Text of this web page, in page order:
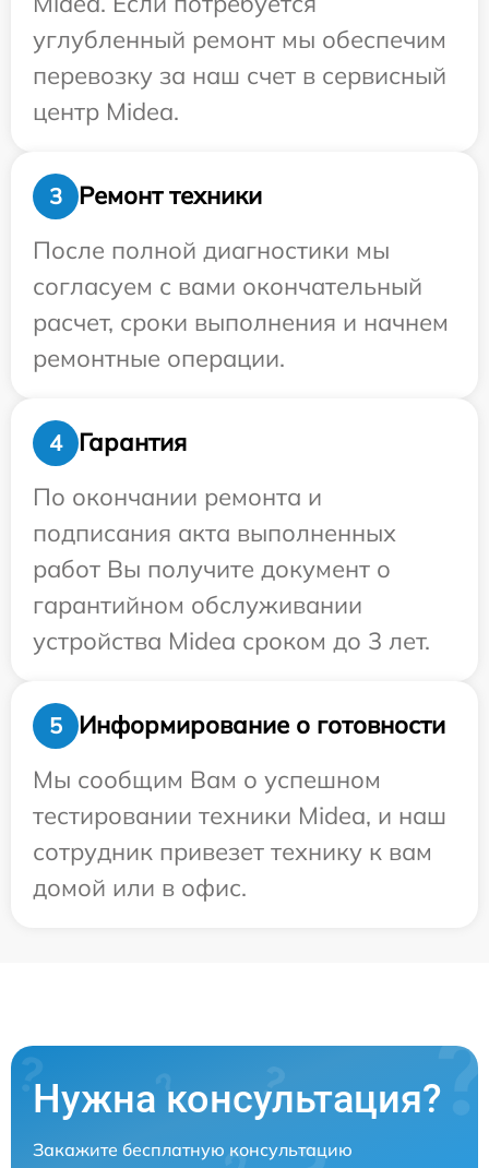
углубленный ремонт мы обеспечим
перевозку за наш счет в сервисный
центр Midea.
3
Ремонт техники
После полной диагностики мы
согласуем с вами окончательный
расчет, сроки выполнения и начнем
ремонтные операции.
4
Гарантия
По окончании ремонта и
подписания акта выполненных
работ Вы получите документ о
гарантийном обслуживании
устройства Midea сроком до 3 лет.
5
Информирование о готовности
Мы сообщим Вам о успешном
тестировании техники Midea, и наш
сотрудник привезет технику к вам
домой или в офис.
Нужна консультация?
Закажите бесплатную консультацию